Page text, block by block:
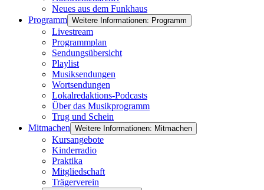
Neues aus dem Funkhaus
Programm Weitere Informationen: Programm
Livestream
Programmplan
Sendungsübersicht
Playlist
Musiksendungen
Wortsendungen
Lokalredaktions-Podcasts
Über das Musikprogramm
Trug und Schein
Mitmachen Weitere Informationen: Mitmachen
Kursangebote
Kinderradio
Praktika
Mitgliedschaft
Trägerverein